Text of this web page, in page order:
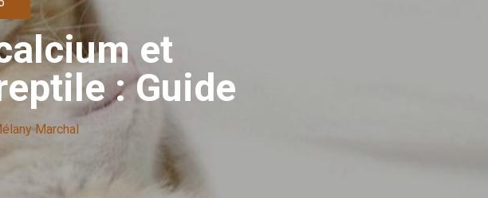
et
: Guide
Marchal